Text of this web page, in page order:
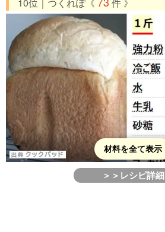
材料を全て表示
＞＞レシピ詳細